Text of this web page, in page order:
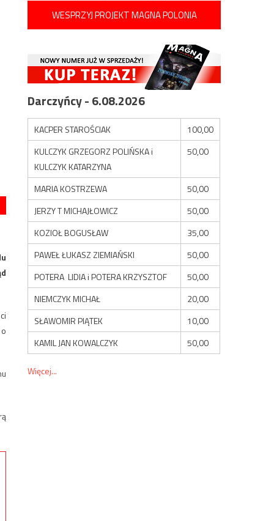
WESPRZYJ PROJEKT MAGNA POLONIA
Darczyńcy - 6.08.2026
KACPER STAROŚCIAK
100,00
KULCZYK GRZEGORZ POLIŃSKA i
KULCZYK KATARZYNA
50,00
MARIA KOSTRZEWA
50,00
JERZY T MICHAJŁOWICZ
50,00
KOZIOŁ BOGUSŁAW
35,00
PAWEŁ ŁUKASZ ZIEMIAŃSKI
50,00
POTERA LIDIA i POTERA KRZYSZTOF
50,00
NIEMCZYK MICHAŁ
20,00
SŁAWOMIR PIĄTEK
10,00
KAMIL JAN KOWALCZYK
50,00
Więcej...